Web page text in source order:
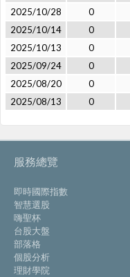
2025/10/28
0
2025/10/14
0
2025/10/13
0
2025/09/24
0
2025/08/20
0
2025/08/13
0
服務總覽
即時國際指數
智慧選股
嗨聖杯
台股大盤
部落格
個股分析
理財學院